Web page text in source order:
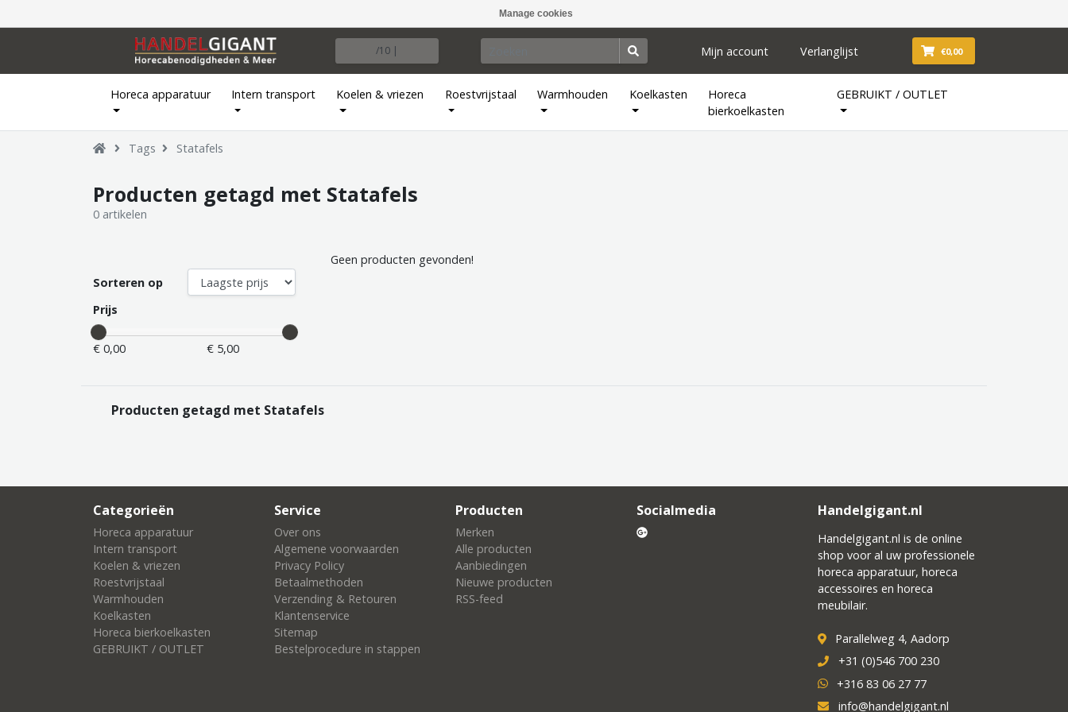
Manage cookies
/10 | Mijn account Verlanglijst €0,00
Horeca apparatuur Intern transport Koelen & vriezen Roestvrijstaal Warmhouden Koelkasten
Horeca
bierkoelkasten
GEBRUIKT / OUTLET
Tags Statafels
Producten getagd met Statafels
0 artikelen
Sorteren op
Prijs
€ 0,00 € 5,00
Geen producten gevonden!
Producten getagd met Statafels
Categorieën
Horeca apparatuur
Intern transport
Koelen & vriezen
Roestvrijstaal
Warmhouden
Koelkasten
Horeca bierkoelkasten
GEBRUIKT / OUTLET
Service
Over ons
Algemene voorwaarden
Privacy Policy
Betaalmethoden
Verzending & Retouren
Klantenservice
Sitemap
Bestelprocedure in stappen
Producten
Merken
Alle producten
Aanbiedingen
Nieuwe producten
RSS-feed
Socialmedia Handelgigant.nl
Handelgigant.nl is de online
shop voor al uw professionele
horeca apparatuur, horeca
accessoires en horeca
meubilair.
Parallelweg 4, Aadorp
+31 (0)546 700 230
+316 83 06 27 77
info@handelgigant.nl